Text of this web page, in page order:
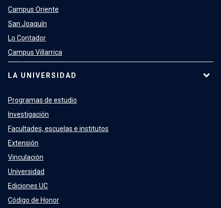
Campus Oriente
San Joaquín
Lo Contador
Campus Villarrica
LA UNIVERSIDAD
Programas de estudio
Investigación
Facultades, escuelas e institutos
Extensión
Vinculación
Universidad
Ediciones UC
Código de Honor